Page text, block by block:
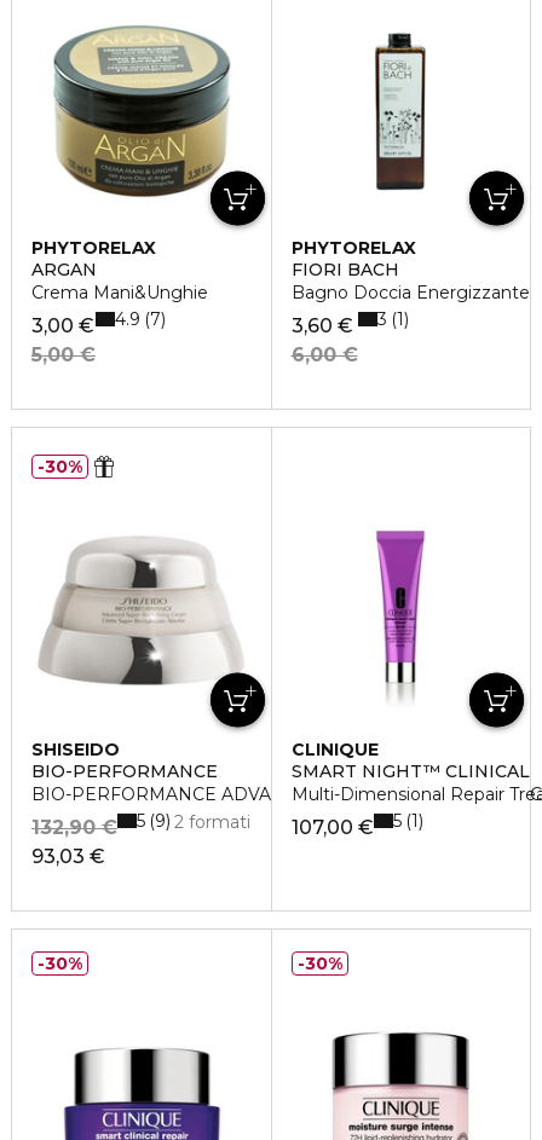
PHYTORELAX
ARGAN
Crema Mani&Unghie
3,00 €
5,00 €
4.9 7
PHYTORELAX
FIORI BACH
Bagno Doccia Energizzante
3,60 €
6,00 €
3 1
SHISEIDO
BIO-PERFORMANCE
BIO-PERFORMANCE ADVANCED SUPER REVITALIZING
93,03 €
132,90 € 2 formati
5 9
30%
CLINIQUE
SMART NIGHT™ CLINICAL
Multi-Dimensional Repair
107,00 € 5 1
30% 30%